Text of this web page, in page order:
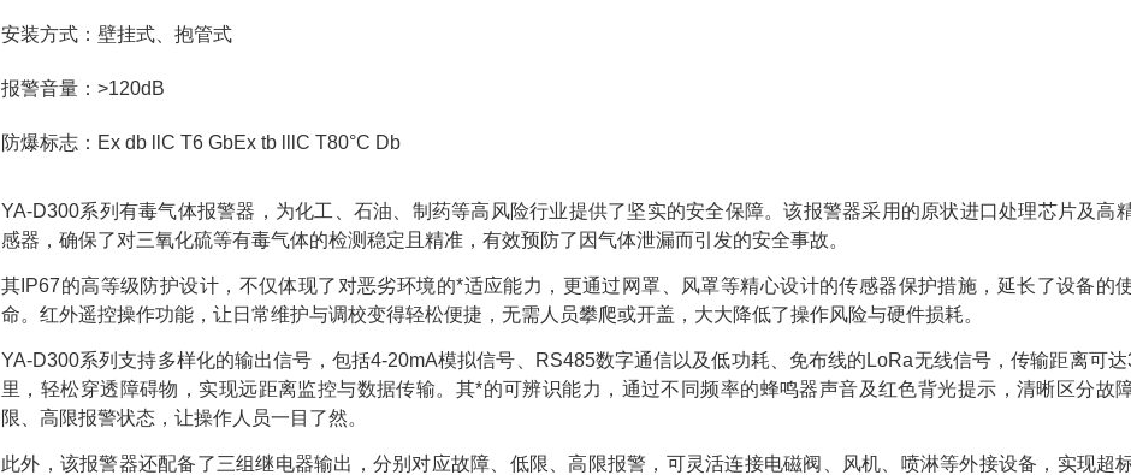
安装方式：壁挂式、抱管式
报警音量：>120dB
防爆标志：Ex db llC T6 GbEx tb lllC T80°C Db
YA-D300系列有毒气体报警器，为化工、石油、制药等高风险行业提供了坚实的安全保障。该报警器采用的原状进口处理芯片及高
感器，确保了对三氧化硫等有毒气体的检测稳定且精准，有效预防了因气体泄漏而引发的安全事故。
其IP67的高等级防护设计，不仅体现了对恶劣环境的*适应能力，更通过网罩、风罩等精心设计的传感器保护措施，延长了设备的
命。红外遥控操作功能，让日常维护与调校变得轻松便捷，无需人员攀爬或开盖，大大降低了操作风险与硬件损耗。
YA-D300系列支持多样化的输出信号，包括4-20mA模拟信号、RS485数字通信以及低功耗、免布线的LoRa无线信号，传输距离可达
里，轻松穿透障碍物，实现远距离监控与数据传输。其*的可辨识能力，通过不同频率的蜂鸣器声音及红色背光提示，清晰区分故
限、高限报警状态，让操作人员一目了然。
此外，该报警器还配备了三组继电器输出，分别对应故障、低限、高限报警，可灵活连接电磁阀、风机、喷淋等外接设备，实现超